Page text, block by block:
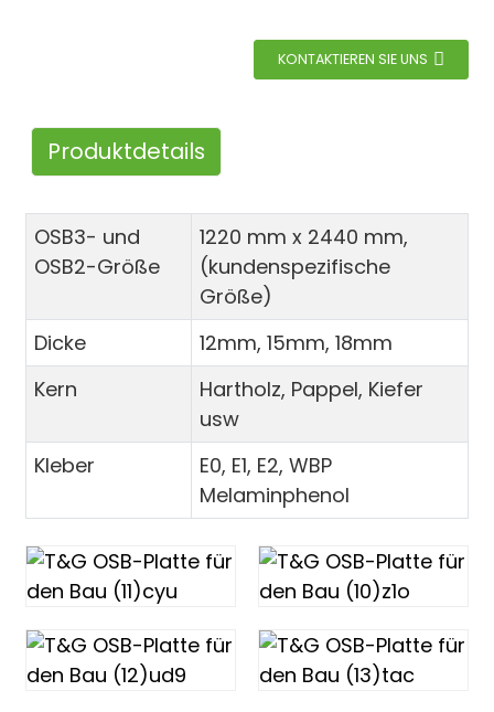
KONTAKTIEREN SIE UNS
Produktdetails
OSB3- und
OSB2-Größe
1220 mm x 2440 mm,
(kundenspezifische
Größe)
Dicke
12mm, 15mm, 18mm
Kern
Hartholz, Pappel, Kiefer
usw
Kleber
E0, E1, E2, WBP
Melaminphenol